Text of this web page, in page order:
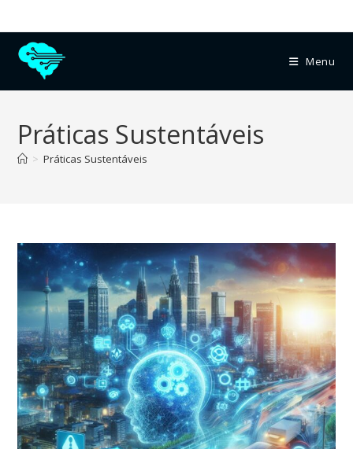
Menu
Práticas Sustentáveis
> Práticas Sustentáveis